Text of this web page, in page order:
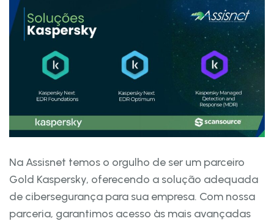
Na Assisnet temos o orgulho de ser um parceiro
Gold Kaspersky, oferecendo a solução adequada
de cibersegurança para sua empresa. Com nossa
parceria, garantimos acesso às mais avançadas